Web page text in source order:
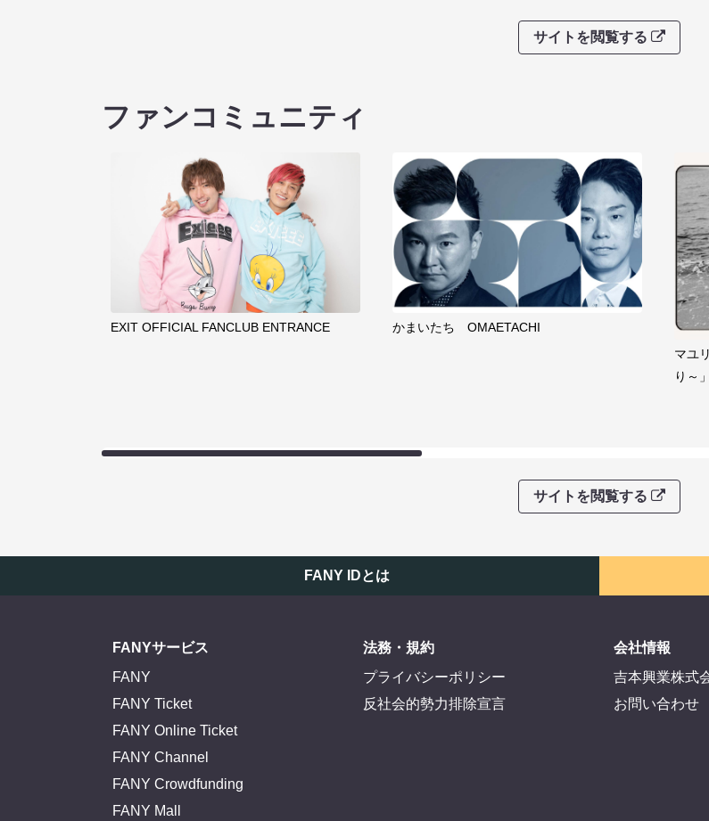
サイトを閲覧する
ファンコミュニティ
EXIT OFFICIAL FANCLUB ENTRANCE
かまいたち OMAETACHI
マユ
り～」
サイトを閲覧する
FANY IDとは
FANYサービス
FANY
FANY Ticket
FANY Online Ticket
FANY Channel
FANY Crowdfunding
FANY Mall
法務・規約
プライバシーポリシー
反社会的勢力排除宣言
会社情報
吉本興業株式
お問い合わせ